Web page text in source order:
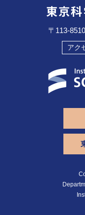
東京
〒113-
アク